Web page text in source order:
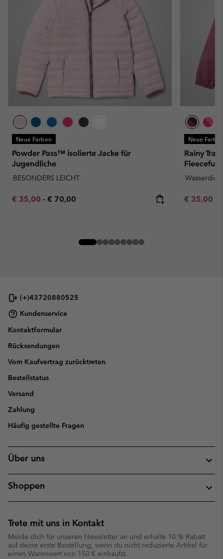
Neue Farben
Powder Pass™ isolierte Jacke für
Jugendliche
BESONDERS LEICHT
Minimum sale price:
€ 35,00 - Maximum price:
€ 70,00
Neue
Rainy
Wasserdicht
Minimum
€ 35,00
(+)43720880525
Kundenservice
Kontaktformular
Rücksendungen
Vom Kaufvertrag zurücktreten
Bestellstatus
Versand
Zahlung
Häufig gestellte Fragen
Über uns
Shoppen
Trete mit uns in Kontakt
Melde dich für unseren Newsletter an und erhalte 10 % Rabatt
auf deine erste Bestellung, wenn du nicht reduzierte Artikel für
einen Warenwert von 150 € einkaufst.